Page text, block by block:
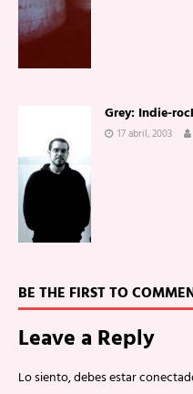
Grey: Indie-
17 abril, 2003
BE THE FIRST TO
Leave a Reply
Lo siento, debes estar